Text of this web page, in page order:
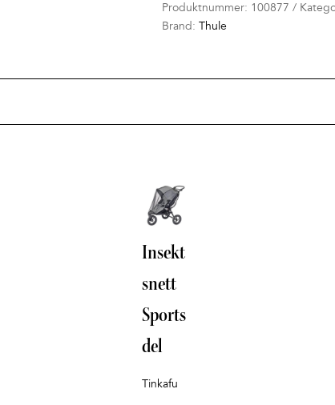
Produktnummer: 100877
Brand: Thule
Insekt
snett
Sports
del
Tinkafu